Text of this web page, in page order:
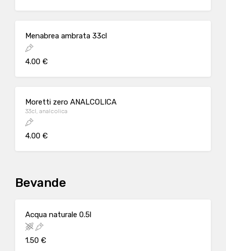
Menabrea ambrata 33cl
4.00 €
Moretti zero ANALCOLICA
33cl, analcolica
4.00 €
Bevande
Acqua naturale 0.5l
1.50 €